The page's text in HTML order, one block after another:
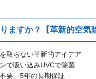
ますか？【革新的空気
取らない革新的アイデア
で吸い込みUVCで除菌
要、5年の長期保証